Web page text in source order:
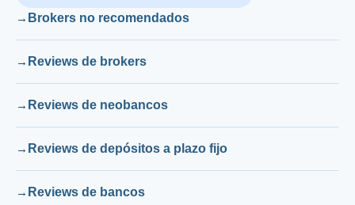
Brokers no recomendados
Reviews de brokers
Reviews de neobancos
Reviews de depósitos a plazo fijo
Reviews de bancos